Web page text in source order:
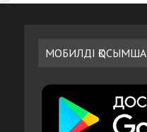
МОБИЛДІ ҚОСЫМША